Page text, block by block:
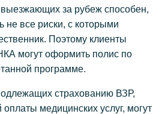
за рубеж способен,
не все риски, с которыми
Поэтому клиенты
могут оформить полис по
программе.
страхованию ВЗР,
медицинских услуг, могут